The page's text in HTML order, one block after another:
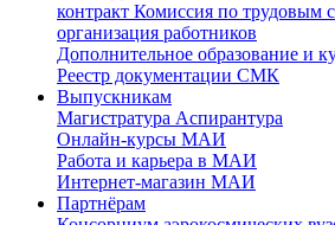
контракт Комиссия по трудовым
организация работников
Дополнительное образование и
Реестр документации СМК
Выпускникам
Магистратура Аспирантура
Онлайн-курсы МАИ
Работа и карьера в МАИ
Интернет-магазин МАИ
Партнёрам